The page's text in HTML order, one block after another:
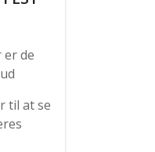
er de
til at se